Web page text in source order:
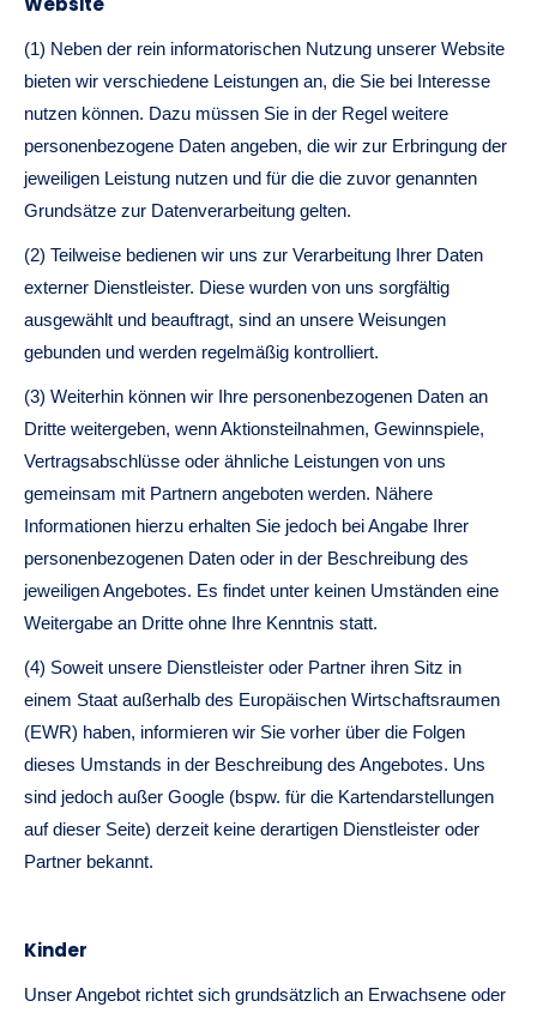
(1) Neben der rein informatorischen Nutzung unserer Website
bieten wir verschiedene Leistungen an, die Sie bei Interesse
nutzen können. Dazu müssen Sie in der Regel weitere
personenbezogene Daten angeben, die wir zur Erbringung der
jeweiligen Leistung nutzen und für die die zuvor genannten
Grundsätze zur Datenverarbeitung gelten.
(2) Teilweise bedienen wir uns zur Verarbeitung Ihrer Daten
externer Dienstleister. Diese wurden von uns sorgfältig
ausgewählt und beauftragt, sind an unsere Weisungen
gebunden und werden regelmäßig kontrolliert.
(3) Weiterhin können wir Ihre personenbezogenen Daten an
Dritte weitergeben, wenn Aktionsteilnahmen, Gewinnspiele,
Vertragsabschlüsse oder ähnliche Leistungen von uns
gemeinsam mit Partnern angeboten werden. Nähere
Informationen hierzu erhalten Sie jedoch bei Angabe Ihrer
personenbezogenen Daten oder in der Beschreibung des
jeweiligen Angebotes. Es findet unter keinen Umständen eine
Weitergabe an Dritte ohne Ihre Kenntnis statt.
(4) Soweit unsere Dienstleister oder Partner ihren Sitz in
einem Staat außerhalb des Europäischen Wirtschaftsraumen
(EWR) haben, informieren wir Sie vorher über die Folgen
dieses Umstands in der Beschreibung des Angebotes. Uns
sind jedoch außer Google (bspw. für die Kartendarstellungen
auf dieser Seite) derzeit keine derartigen Dienstleister oder
Partner bekannt.
Kinder
Unser Angebot richtet sich grundsätzlich an Erwachsene oder